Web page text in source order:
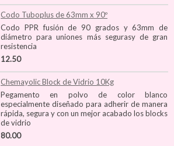
Codo Tuboplus de 63mm x 90º
Codo PPR fusión de 90 grados y 63mm de
diámetro para uniones más segurasy de gran
resistencia
12.50
Chemayolic Block de Vidrio 10Kg
Pegamento en polvo de color blanco
especialmente diseñado para adherir de manera
rápida, segura y con un mejor acabado los blocks
de vidrio
80.00